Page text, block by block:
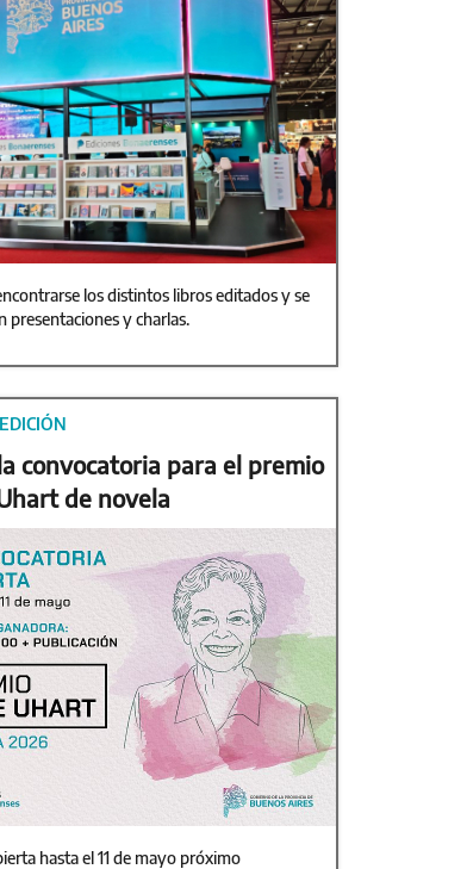
los distintos libros editados y se
presentaciones y charlas.
convocatoria para el premio
de novela
hasta el 11 de mayo próximo